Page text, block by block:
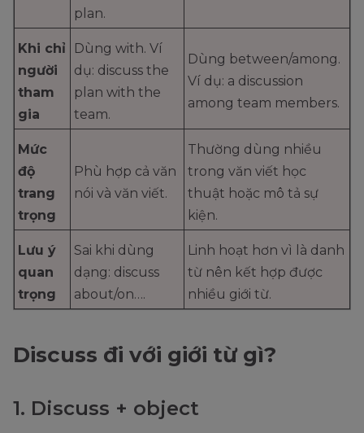
plan.
Khi chỉ
người
tham
gia
Dùng with. Ví
dụ: discuss the
plan with the
team.
Dùng between/among.
Ví dụ: a discussion
among team members.
Mức
độ
trang
trọng
Phù hợp cả văn
nói và văn viết.
Thường dùng nhiều
trong văn viết học
thuật hoặc mô tả sự
kiện.
Lưu ý
quan
trọng
Sai khi dùng
dạng: discuss
about/on….
Linh hoạt hơn vì là danh
từ nên kết hợp được
nhiều giới từ.
Discuss đi với giới từ gì?
1. Discuss + object